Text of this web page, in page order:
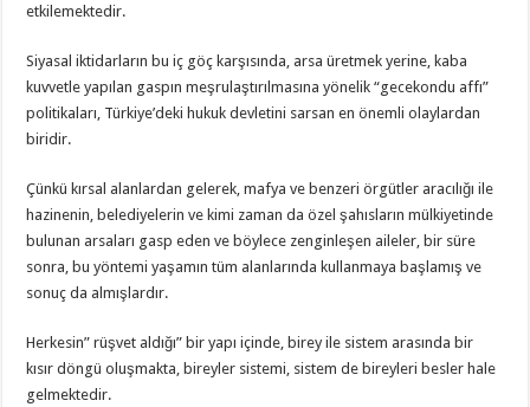
etkilemektedir.
Siyasal iktidarların bu iç göç karşısında, arsa üretmek yerine, kaba
kuvvetle yapılan gaspın meşrulaştırılmasına yönelik “gecekondu affı”
politikaları, Türkiye’deki hukuk devletini sarsan en önemli olaylardan
biridir.
Çünkü kırsal alanlardan gelerek, mafya ve benzeri örgütler aracılığı ile
hazinenin, belediyelerin ve kimi zaman da özel şahısların mülkiyetinde
bulunan arsaları gasp eden ve böylece zenginleşen aileler, bir süre
sonra, bu yöntemi yaşamın tüm alanlarında kullanmaya başlamış ve
sonuç da almışlardır.
Herkesin” rüşvet aldığı” bir yapı içinde, birey ile sistem arasında bir
kısır döngü oluşmakta, bireyler sistemi, sistem de bireyleri besler hale
gelmektedir.